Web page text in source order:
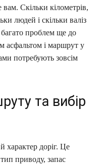
Скільки кілометрів,
людей і скільки валіз
проблем ще до
асфальтом і маршрут у
потребують зовсім
та вибір
характер доріг. Це
приводу, запас